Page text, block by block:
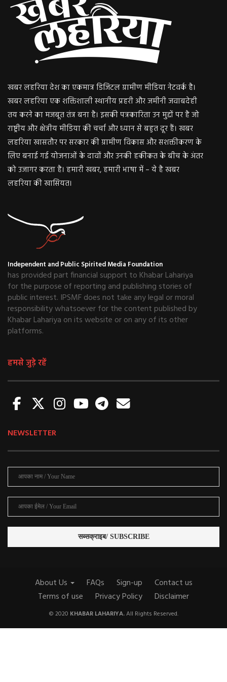
खबर लहरिया देश का एकमात्र डिजिटल ग्रामीण मीडिया नेटवर्क है।
खबर लहरिया एक शक्तिशाली स्थानीय प्रहरी और जमीनी जवाबदेही
तय करने का मजबूत तंत्र बना है। इसकी पत्रकारिता उन मुद्दों पर है जो
राष्ट्रीय और क्षेत्रीय मीडिया की चर्चा और ध्यान से बहुत दूर हैं। खबर
लहरिया खासतौर पर सरकार की ग्रामीण विकास और सशक्तीकरण के
लिए बनाई गई योजनाओं के दावों और उनकी हकीकत के बीच के अंतर
को उजागर करता है। हमारी खबर, हमारी भाषा में – ये है खबर
लहरिया की खासियत।
Independent and Public Spirited Media Foundation
has provided part financial support to Khabar Lahariya
for the purpose of reporting and publishing stories of
public interest. IPSMF does not take any legal or moral
responsibility whatsoever for the content published by
Khabar Lahariya on its website or on any of its other
platforms.
हमसे जुड़े रहें
NEWSLETTER
About Us FAQs Sign-up
Contact us
Terms of use
Privacy Policy Disclaimer
© 2020 KHABAR LAHARIYA.All Rights Reserved.